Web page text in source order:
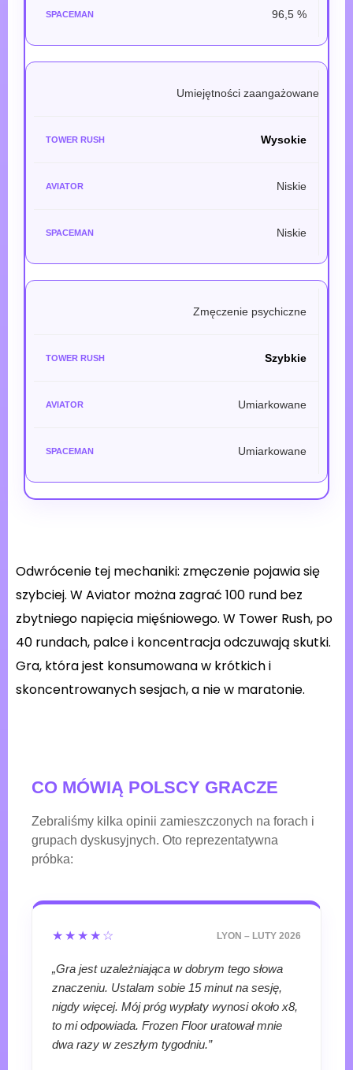
96,5 %
Umiejętności zaangażowane
Wysokie
Niskie
Niskie
Zmęczenie psychiczne
Szybkie
Umiarkowane
Umiarkowane
Odwrócenie tej mechaniki: zmęczenie pojawia się
szybciej. W Aviator można zagrać 100 rund bez
zbytniego napięcia mięśniowego. W Tower Rush, po
40 rundach, palce i koncentracja odczuwają skutki.
Gra, która jest konsumowana w krótkich i
skoncentrowanych sesjach, a nie w maratonie.
CO MÓWIĄ POLSCY GRACZE
Zebraliśmy kilka opinii zamieszczonych na forach i
grupach dyskusyjnych. Oto reprezentatywna
próbka:
★★★★☆ LYON – LUTY 2026
„Gra jest uzależniająca w dobrym tego słowa
znaczeniu. Ustalam sobie 15 minut na sesję,
nigdy więcej. Mój próg wypłaty wynosi około x8,
to mi odpowiada. Frozen Floor uratował mnie
dwa razy w zeszłym tygodniu.”